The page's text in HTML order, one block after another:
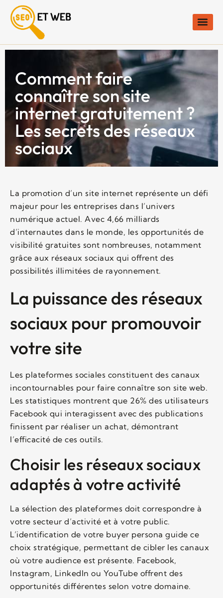
Comment faire
connaître son site
internet gratuitement ?
Les secrets des réseaux
sociaux
La promotion d’un site internet représente un défi
majeur pour les entreprises dans l’univers
numérique actuel. Avec 4,66 milliards
d’internautes dans le monde, les opportunités de
visibilité gratuites sont nombreuses, notamment
grâce aux réseaux sociaux qui offrent des
possibilités illimitées de rayonnement.
La puissance des réseaux
sociaux pour promouvoir
votre site
Les plateformes sociales constituent des canaux
incontournables pour faire connaître son site web.
Les statistiques montrent que 26% des utilisateurs
Facebook qui interagissent avec des publications
finissent par réaliser un achat, démontrant
l’efficacité de ces outils.
Choisir les réseaux sociaux
adaptés à votre activité
La sélection des plateformes doit correspondre à
votre secteur d’activité et à votre public.
L’identification de votre buyer persona guide ce
choix stratégique, permettant de cibler les canaux
où votre audience est présente. Facebook,
Instagram, LinkedIn ou YouTube offrent des
opportunités différentes selon votre domaine.